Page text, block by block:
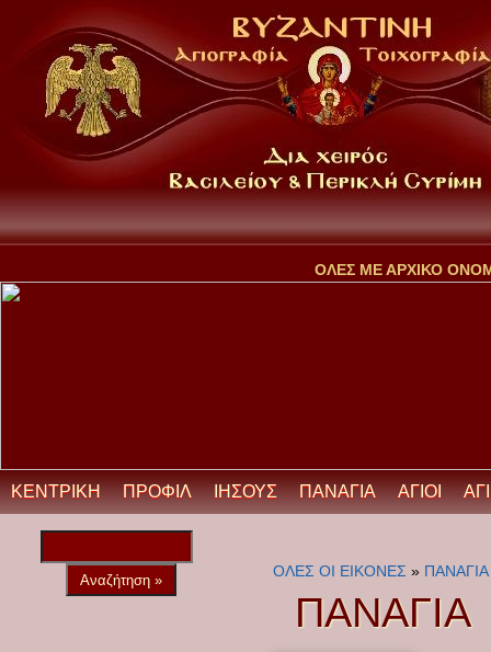
ΟΛΕΣ ΜΕ ΑΡΧΙΚΟ
ΚΕΝΤΡΙΚΗ ΠΡΟΦΙΛ ΙΗΣΟΥΣ ΠΑΝΑΓΙΑ ΑΓΙΟΙ
ΠΑΝΑΓΙΑ
ΟΛΕΣ ΟΙ ΕΙΚΟΝΕΣ » ΠΑΝΑΓΙΑ